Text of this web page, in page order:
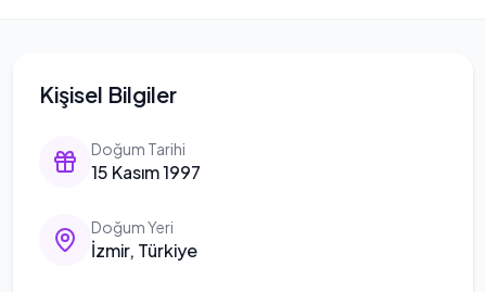
Kişisel Bilgiler
Doğum Tarihi
15 Kasım 1997
Doğum Yeri
İzmir, Türkiye